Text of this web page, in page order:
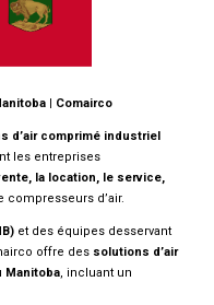
| Comairco
d’air comprimé industriel
les entreprises
la location, le service,
compresseurs d’air.
et des équipes desservant
offre des solutions d’air
Manitoba, incluant un